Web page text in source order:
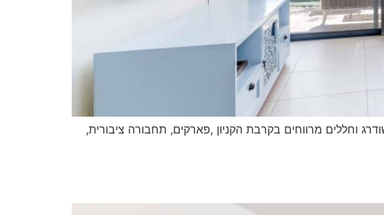
תקרה גבוהה במיוחד , מטבח משודרג וחללים מרווחים בקרבת הקניון ,פארקים, תחבורה ציבורית,